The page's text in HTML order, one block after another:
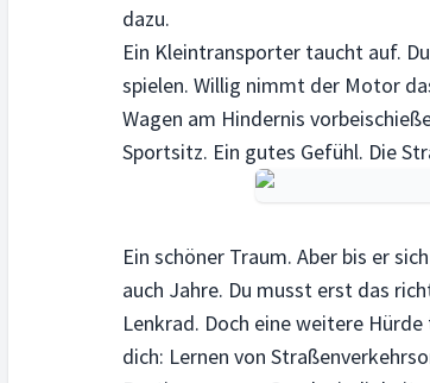
dazu.
Ein Kleintransporter taucht auf.
spielen. Willig nimmt der Motor
Wagen am Hindernis
Sportsitz. Ein gutes Gefühl. Die
Ein schöner Traum. Aber bis er
auch Jahre. Du musst erst das
Lenkrad. Doch eine weitere
dich: Lernen von